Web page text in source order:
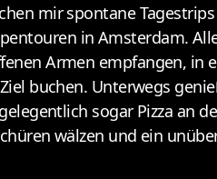
mir spontane
in Amsterdam.
Armen empfangen, in
buchen. Unterwegs
sogar Pizza an
wälzen und ein